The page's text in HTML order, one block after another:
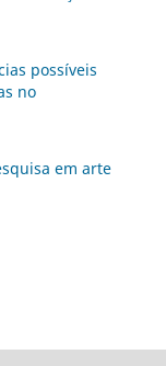
possíveis
no
em arte